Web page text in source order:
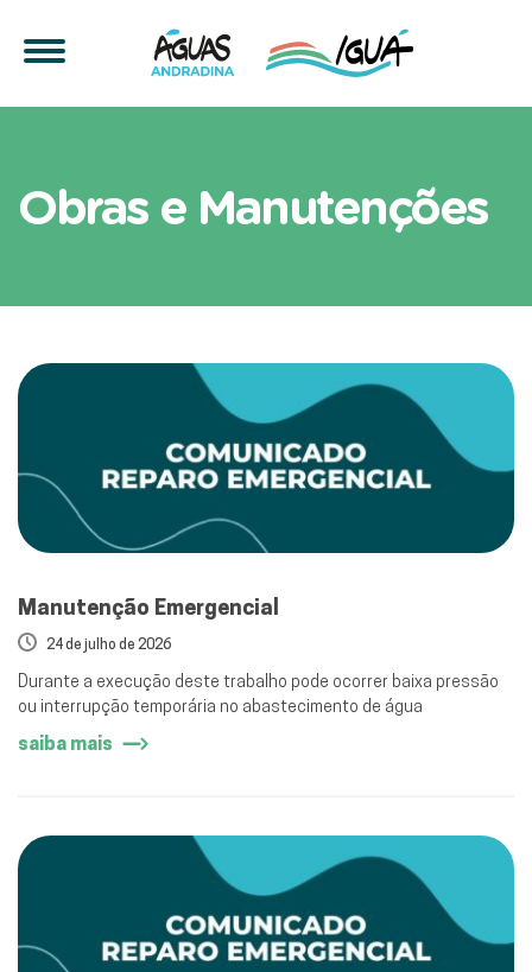
Obras e Manutenções
Manutenção Emergencial
24 de julho de 2026
Durante a execução deste trabalho pode ocorrer baixa pressão
ou interrupção temporária no abastecimento de água
saiba mais